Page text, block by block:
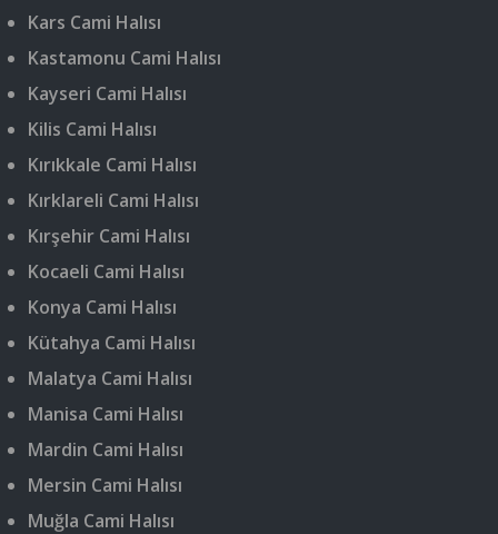
Kars Cami Halısı
Kastamonu Cami Halısı
Kayseri Cami Halısı
Kilis Cami Halısı
Kırıkkale Cami Halısı
Kırklareli Cami Halısı
Kırşehir Cami Halısı
Kocaeli Cami Halısı
Konya Cami Halısı
Kütahya Cami Halısı
Malatya Cami Halısı
Manisa Cami Halısı
Mardin Cami Halısı
Mersin Cami Halısı
Muğla Cami Halısı